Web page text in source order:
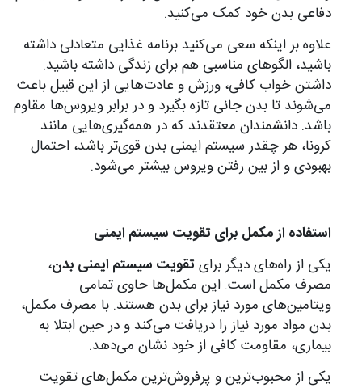
دفاعی بدن خود کمک می‌کنید.
علاوه بر اینکه سعی می‌کنید برنامه غذایی متعادلی داشته
باشید، الگوهای مناسبی هم برای زندگی داشته باشید.
داشتن خواب کافی، ورزش و عادت‌هایی از این قبیل باعث
می‌شوند تا بدن جانی تازه بگیرد و در برابر ویروس‌ها مقاوم
باشد. دانشمندان معتقدند که در همه‌گیری‌هایی مانند
کرونا، هر چقدر سیستم ایمنی بدن قوی‌تر باشد، احتمال
بهبودی و از بین رفتن ویروس بیشتر می‌شود.
استفاده از مکمل برای تقویت سیستم ایمنی
یکی از راه‌های دیگر برایتقویت سیستم ایمنی بدن،
مصرف مکمل است. این مکمل‌ها حاوی تمامی
ویتامین‌های مورد نیاز برای بدن هستند. با مصرف مکمل،
بدن مواد مورد نیاز را دریافت می‌کند و در حین ابتلا به
بیماری، مقاومت کافی از خود نشان می‌دهد.
یکی از محبوب‌ترین و پرفروش‌ترین مکمل‌های تقویت